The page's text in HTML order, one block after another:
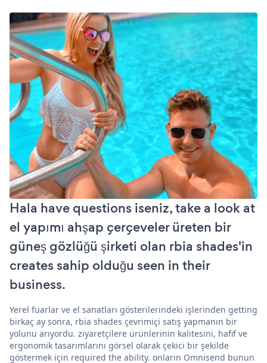
Hala have questions iseniz, take a look at
el yapımı ahşap çerçeveler üreten bir
güneş gözlüğü şirketi olan rbia shades'in
creates sahip olduğu seen in their
business.
Yerel fuarlar ve el sanatları gösterilerindeki işlerinden getting
birkaç ay sonra, rbia shades çevrimiçi satış yapmanın bir
yolunu arıyordu. ziyaretçilere ürünlerinin kalitesini, hafif ve
ergonomik tasarımlarını görsel olarak çekici bir şekilde
göstermek için required the ability. onların Omnisend bunun